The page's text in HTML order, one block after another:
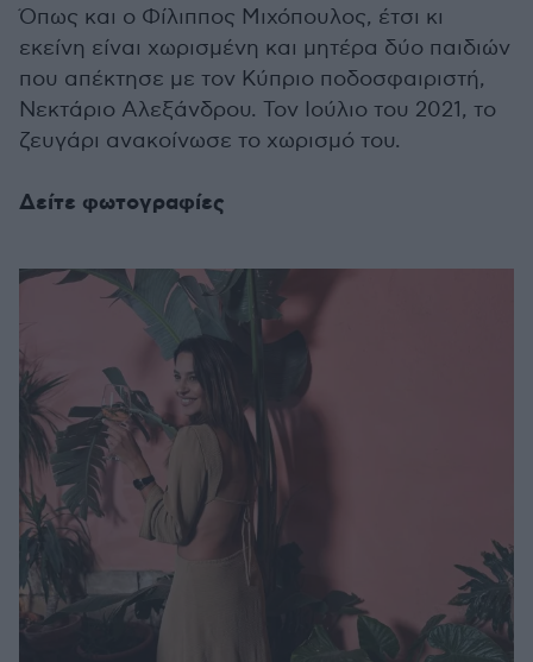
Όπως και ο Φίλιππος Μιχόπουλος, έτσι κι
εκείνη είναι χωρισμένη και μητέρα δύο παιδιών
που απέκτησε με τον Κύπριο ποδοσφαιριστή,
Νεκτάριο Αλεξάνδρου. Τον Ιούλιο του 2021, το
ζευγάρι ανακοίνωσε το χωρισμό του.
Δείτε φωτογραφίες